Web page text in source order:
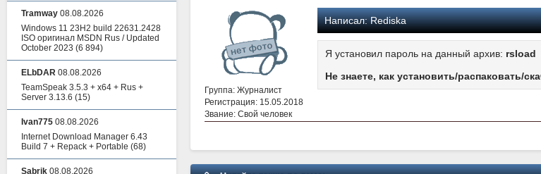
Группа: Журналист
Регистрация: 15.05.2018
Звание: Свой человек
Написал:Rediska
Я установил пароль на данный архив: rsload
Не знаете, как установить/распаковать/
Tramway 08.08.2026
Windows 11 23H2 build 22631.2428
ISO оригинал MSDN Rus / Updated
October 2023 (6 894)
ELbDAR 08.08.2026
TeamSpeak 3.5.3 + x64 + Rus +
Server 3.13.6 (15)
Ivan775 08.08.2026
Internet Download Manager 6.43
Build 7 + Repack + Portable (68)
Sabrik 08.08.2026